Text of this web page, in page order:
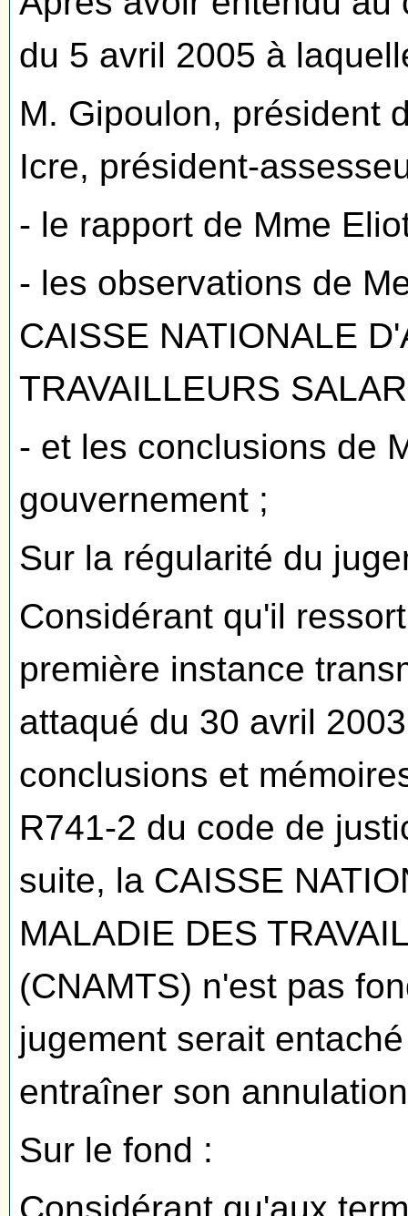
du 5 avril 2005 à
M. Gipoulon, président
Icre, président-
- le rapport de Mme
- les observations de
CAISSE NATIONALE
TRAVAILLEURS
- et les conclusions de
gouvernement ;
Sur la régularité du
Considérant qu'il
première instance
attaqué du 30 avril
conclusions et
R741-2 du code de
suite, la CAISSE
MALADIE DES
(CNAMTS) n'est pas
jugement serait
entraîner son
Sur le fond :